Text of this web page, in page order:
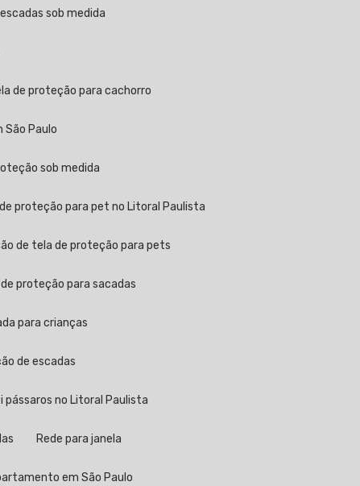
sob medida
de proteção para cachorro
Paulo
sob medida
proteção para pet no Litoral Paulista
de tela de proteção para pets
proteção para sacadas
para crianças
de escadas
pássaros no Litoral Paulista
Rede para janela
em São Paulo